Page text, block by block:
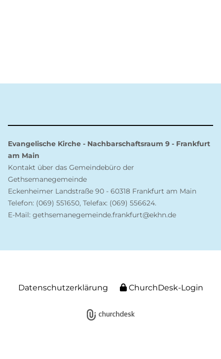
Evangelische Kirche - Nachbarschaftsraum 9 - Frankfurt
am Main
Kontakt über das Gemeindebüro der
Gethsemanegemeinde
Eckenheimer Landstraße 90 - 60318 Frankfurt am Main
Telefon: (069) 551650, Telefax: (069) 556624.
E-Mail: gethsemanegemeinde.frankfurt@ekhn.de
Datenschutzerklärung ChurchDesk-Login